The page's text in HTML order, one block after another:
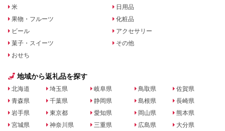
米
果物・フルーツ
ビール
菓子・スイーツ
おせち
日用品
化粧品
アクセサリー
その他
地域から返礼品を探す
北海道
青森県
岩手県
宮城県
埼玉県
千葉県
東京都
神奈川県
岐阜県
静岡県
愛知県
三重県
鳥取県
島根県
岡山県
広島県
佐賀県
長崎県
熊本県
大分県